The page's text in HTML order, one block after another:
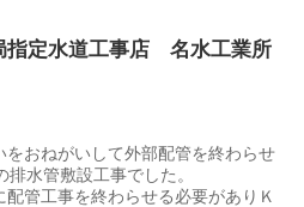
指定水道工事店 名水工業所
おねがいして外部配管を終わらせ
水管敷設工事でした。
管工事を終わらせる必要がありＫ